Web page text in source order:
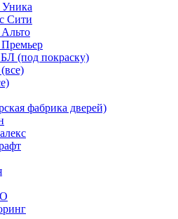
Сити
(под покраску)
фабрика дверей)